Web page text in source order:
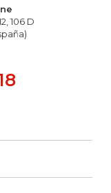
106 D